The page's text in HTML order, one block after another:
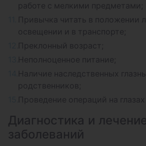
работе с мелкими предметами;
Привычка читать в положении
освещении и в транспорте;
Преклонный возраст;
Неполноценное питание;
Наличие наследственных
родственников;
Проведение операций на
Диагностика и
заболеваний